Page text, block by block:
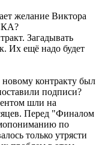
желание Виктора
Загадывать
Их ещё надо будет
контракту был
подписи?
шли на
Перед "Финалом
по
только утрясти